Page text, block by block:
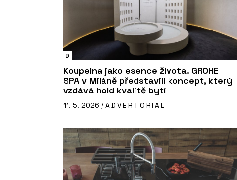
D
Koupelna jako esence života. GROHE
SPA v Miláně představili koncept, který
vzdává hold kvalitě bytí
11. 5. 2026 / ADVERTORIAL